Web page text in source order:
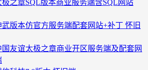
之章SQL版本商业服务端含SQL网站
版本仿官方服务端配套网站+补丁 怀旧
友谊太极之章商业开区服务端及配套网